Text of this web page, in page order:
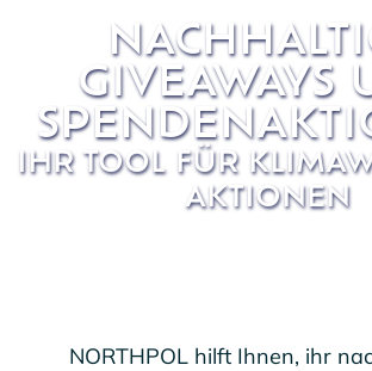
GIVEAWAYS
IHR TOOL FÜR
AKTIONEN
NORTHPOL hilft Ihnen, ihr